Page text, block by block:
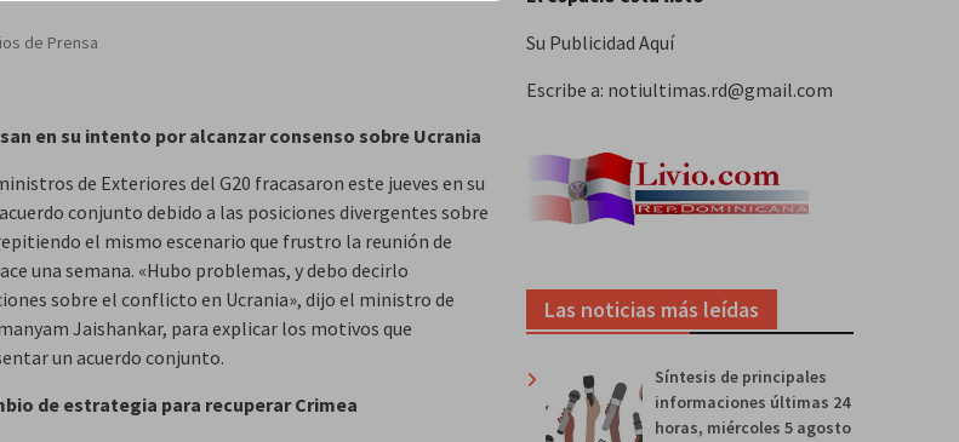
de Prensa
en su intento por alcanzar consenso sobre Ucrania
de Exteriores del G20 fracasaron este jueves en su
conjunto debido a las posiciones divergentes sobre
el mismo escenario que frustro la reunión de
una semana. «Hubo problemas, y debo decirlo
sobre el conflicto en Ucrania», dijo el ministro de
Jaishankar, para explicar los motivos que
un acuerdo conjunto.
de estrategia para recuperar Crimea
Su Publicidad Aquí
Escribe a: notiultimas.rd@gmail.com
Las noticias más leídas
Síntesis de principales
informaciones últimas 24
horas, miércoles 5 agosto